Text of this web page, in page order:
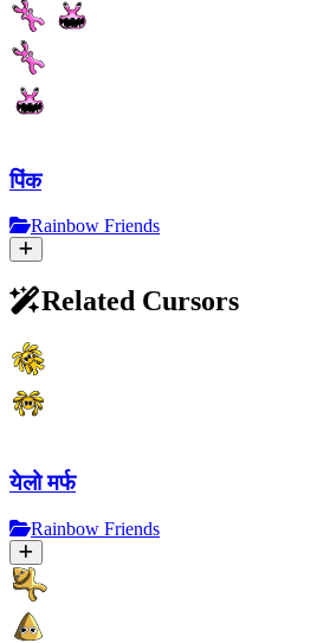
पिंक
Rainbow Friends
Related Cursors
येलो मर्फ
Rainbow Friends